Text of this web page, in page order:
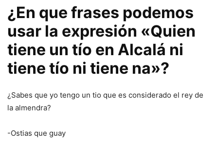
¿En que frases podemos
usar la expresión «Quien
tiene un tío en Alcalá ni
tiene tío ni tiene na»?
¿Sabes que yo tengo un tio que es considerado el rey de
la almendra?
-Ostias que guay